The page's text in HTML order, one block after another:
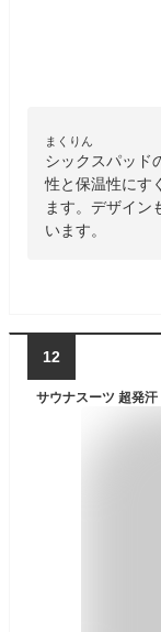
まくりん
シックスパッド
性と保温性にす
ます。デザイン
います。
12